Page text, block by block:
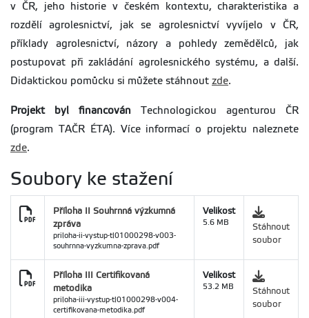
v ČR, jeho historie v českém kontextu, charakteristika a
rozdělí agrolesnictví, jak se agrolesnictví vyvíjelo v ČR,
příklady agrolesnictví, názory a pohledy zemědělců, jak
postupovat při zakládání agrolesnického systému, a další.
Didaktickou pomůcku si můžete stáhnout zde.
Projekt byl financován Technologickou agenturou ČR
(program TAČR ÉTA). Více informací o projektu naleznete
zde.
Soubory ke stažení
Příloha II Souhrnná výzkumná
zpráva
priloha-ii-vystup-tl01000298-v003-
souhrnna-vyzkumna-zprava.pdf
Velikost
5.6 MB
Stáhnout
soubor
Příloha III Certifikovaná
metodika
priloha-iii-vystup-tl01000298-v004-
certifikovana-metodika.pdf
Velikost
53.2 MB
Stáhnout
soubor